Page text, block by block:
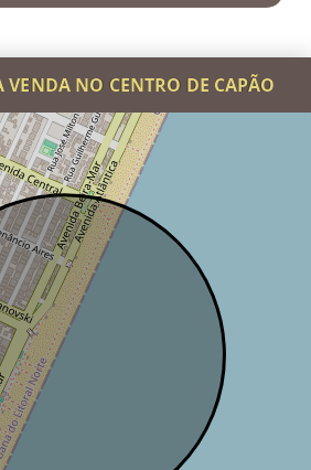
VENDA NO CENTRO DE CAPÃO